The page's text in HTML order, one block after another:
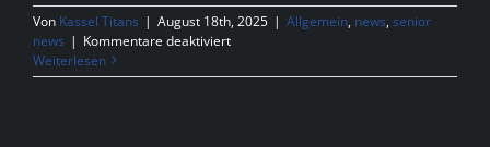
Von Kassel Titans | August 18th, 2025 | Allgemein, news, senior
news | Kommentare deaktiviertfür
Gameday
Weiterlesen